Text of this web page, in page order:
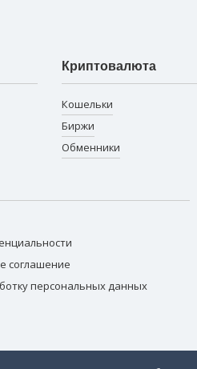
Криптовалюта
Кошельки
Биржи
Обменники
соглашение
персональных данных